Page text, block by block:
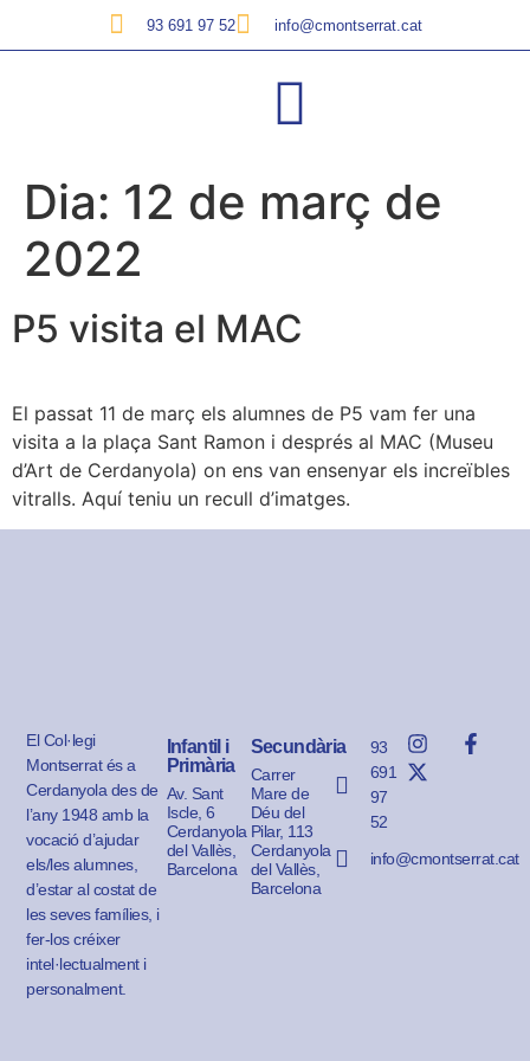
93 691 97 52 info@cmontserrat.cat
Dia: 12 de març de
2022
P5 visita el MAC
El passat 11 de març els alumnes de P5 vam fer una
visita a la plaça Sant Ramon i després al MAC (Museu
d’Art de Cerdanyola) on ens van ensenyar els increïbles
vitralls. Aquí teniu un recull d’imatges.
El Col·legi
Montserrat és a
Cerdanyola des de
l’any 1948 amb la
vocació d’ajudar
els/les alumnes,
d’estar al costat de
les seves famílies, i
fer-los créixer
intel·lectualment i
personalment.
Infantil i
Primària
Av. Sant
Iscle, 6
Cerdanyola
del Vallès,
Barcelona
Secundària
Carrer
Mare de
Déu del
Pilar, 113
Cerdanyola
del Vallès,
Barcelona
93
691
97
52
info@cmontserrat.cat